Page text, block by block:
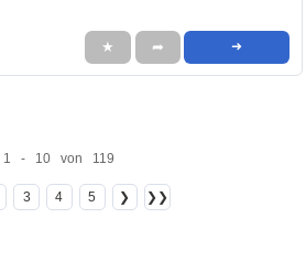
★ ➦ ➜
1 - 10 von 119
3 4 5 ❯ ❯❯